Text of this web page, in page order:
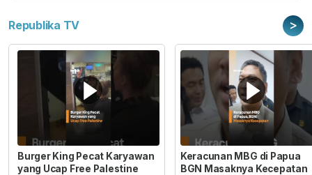
Republika TV >
Burger King Pecat Karyawan
yang Ucap Free Palestine
Keracunan MBG di Papua
BGN Masaknya Kecepatan